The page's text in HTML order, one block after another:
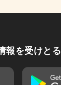
報を受けとる